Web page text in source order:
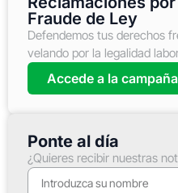
Fraude de Ley
Defendemos tus derechos
velando por la legalidad
Accede a la campaña
Ponte al día
¿Quieres recibir nuestras